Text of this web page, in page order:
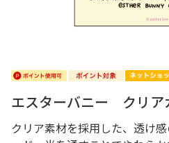
エスターバニー クリア
クリア素材を採用した、透け